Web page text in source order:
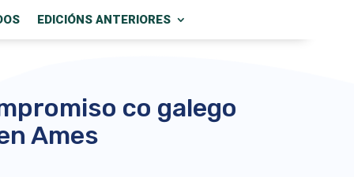
EDICIÓNS ANTERIORES
co galego
Ames